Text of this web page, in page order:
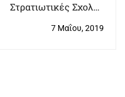
Στρατιωτικές Σχολές
7 Μαΐου, 2019